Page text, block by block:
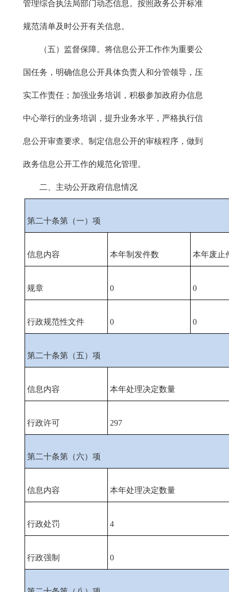
管理综合执法局部门动态信息。按照政务公开标准
规范清单及时公开有关信息。
（五）监督保障。将信息公开工作作为重要公
国任务，明确信息公开具体负责人和分管领导，压
实工作责任；加强业务培训，积极参加政府办信息
中心举行的业务培训，提升业务水平，严格执行信
息公开审查要求。制定信息公开的审核程序，做到
政务信息公开工作的规范化管理。
二、主动公开政府信息情况
第二十条第（一）项
信息内容 本年制发件数 本年废止
规章 0 0
行政规范性文件 0 0
第二十条第（五）项
信息内容 本年处理决定数量
行政许可 297
第二十条第（六）项
信息内容 本年处理决定数量
行政处罚 4
行政强制 0